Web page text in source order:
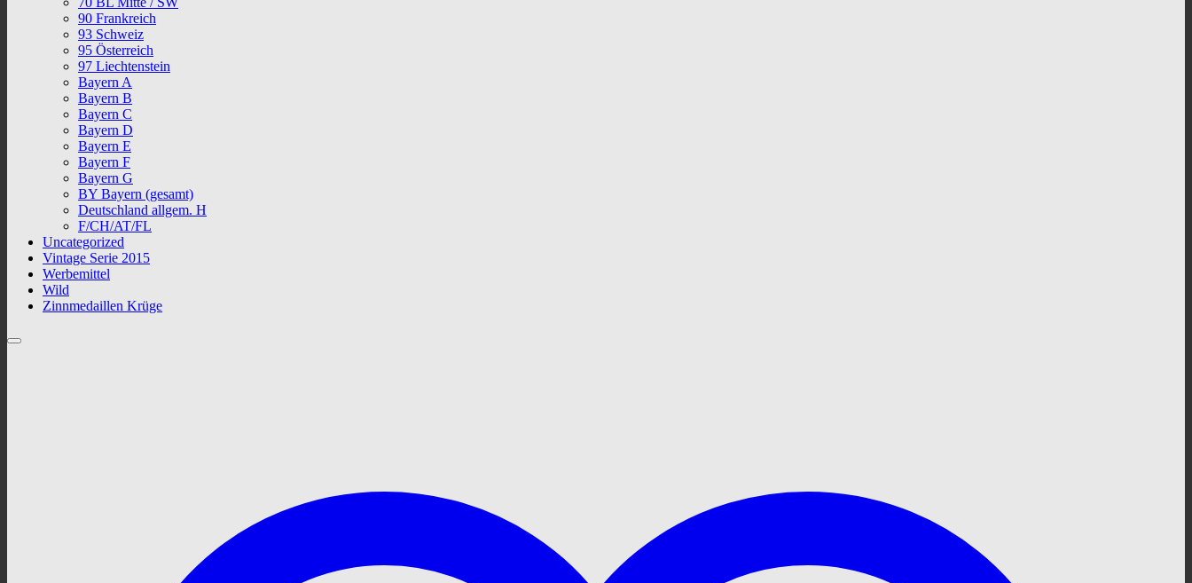
90 Frankreich
93 Schweiz
95 Österreich
97 Liechtenstein
Bayern A
Bayern B
Bayern C
Bayern D
Bayern E
Bayern F
Bayern G
BY Bayern (gesamt)
Deutschland allgem. H
F/CH/AT/FL
Uncategorized
Vintage Serie 2015
Werbemittel
Wild
Zinnmedaillen Krüge